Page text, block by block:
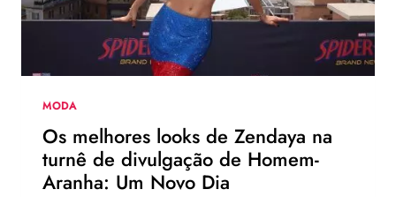
DE
JOGADOR
DA
NBA
MODA
Os melhores looks de Zendaya na
turnê de divulgação de Homem-
Aranha: Um Novo Dia